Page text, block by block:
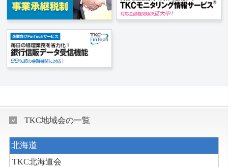
TKC地域会の一覧
北海道
TKC北海道会